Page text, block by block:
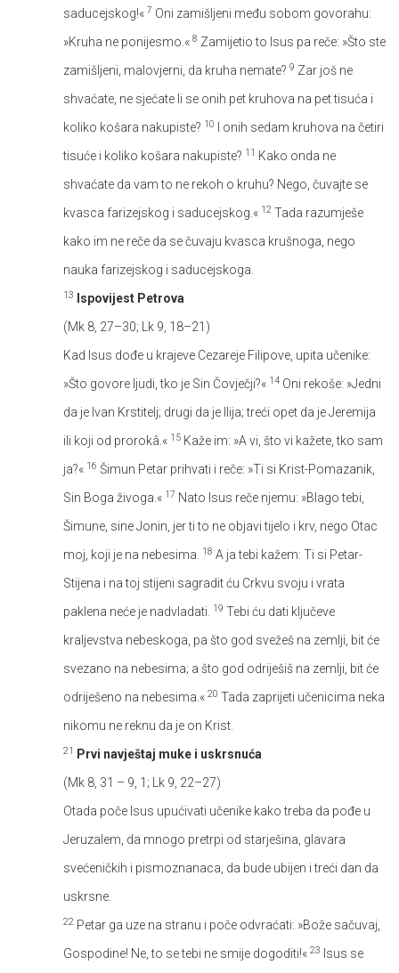
saducejskog!« 7 Oni zamišljeni među sobom govorahu:
»Kruha ne ponijesmo.« 8 Zamijetio to Isus pa reče: »Što ste
zamišljeni, malovjerni, da kruha nemate? 9 Zar još ne
shvaćate, ne sjećate li se onih pet kruhova na pet tisuća i
koliko košara nakupiste? 10
I onih sedam kruhova na četiri
tisuće i koliko košara nakupiste? 11 Kako onda ne
shvaćate da vam to ne rekoh o kruhu? Nego, čuvajte se
kvasca farizejskog i saducejskog.« 12 Tada razumješe
kako im ne reče da se čuvaju kvasca krušnoga, nego
nauka farizejskog i saducejskoga.
13
Ispovijest Petrova
(Mk 8, 27–30; Lk 9, 18–21)
Kad Isus dođe u krajeve Cezareje Filipove, upita učenike:
»Što govore ljudi, tko je Sin Čovječji?« 14 Oni rekoše: »Jedni
da je Ivan Krstitelj; drugi da je Ilija; treći opet da je Jeremija
ili koji od prorokâ.« 15 Kaže im: »A vi, što vi kažete, tko sam
ja?« 16 Šimun Petar prihvati i reče: »Ti si Krist-Pomazanik,
Sin Boga živoga.« 17 Nato Isus reče njemu: »Blago tebi,
Šimune, sine Jonin, jer ti to ne objavi tijelo i krv, nego Otac
moj, koji je na nebesima.
18 A ja tebi kažem: Ti si Petar-
Stijena i na toj stijeni sagradit ću Crkvu svoju i vrata
paklena neće je nadvladati.
19 Tebi ću dati ključeve
kraljevstva nebeskoga, pa što god svežeš na zemlji, bit će
svezano na nebesima; a što god odriješiš na zemlji, bit će
odriješeno na nebesima.« 20 Tada zaprijeti učenicima neka
nikomu ne reknu da je on Krist.
21
Prvi navještaj muke i uskrsnuća
(Mk 8, 31 – 9, 1; Lk 9, 22–27)
Otada poče Isus upućivati učenike kako treba da pođe u
Jeruzalem, da mnogo pretrpi od starješina, glavara
svećeničkih i pismoznanaca, da bude ubijen i treći dan da
uskrsne.
22 Petar ga uze na stranu i poče odvraćati: »Bože sačuvaj,
Gospodine! Ne, to se tebi ne smije dogoditi!« 23
Isus se